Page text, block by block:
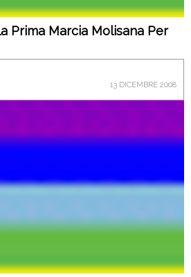
Prima Marcia Molisana Per
13 DICEMBRE 2008